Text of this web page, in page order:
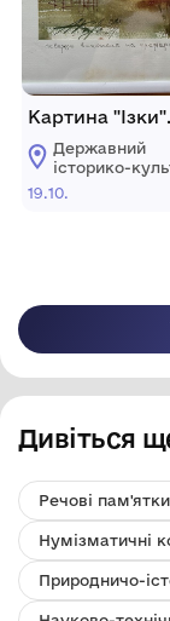
Картина "Ізки".
Державний
історико-
заповідник м.
19.10.
Дивіться
Речові пам'ятки
Нумізматичні
Природничо-